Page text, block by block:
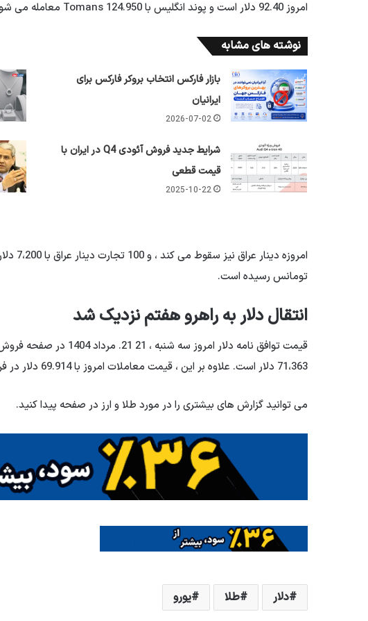
امروز 92.40 دلار است و پوند انگلیس با 124.950 Tomans معامله می شود.
نوشته های مشابه
بازار فارکس انتخاب بروکر فارکس برای
ایرانیان
2026-07-02
شرایط جدید فروش آئودی Q4 در ایران با
قیمت قطعی
2025-10-22
تومانس رسیده است.
انتقال دلار به راهرو هفتم نزدیک شد
71،363 دلار است. علاوه بر این ، قیمت معاملات امروز با 69.914 دلار در فروش 69 هزار و 285 Tomans اعلام شد.
می توانید گزارش های بیشتری را در مورد طلا و ارز در صفحه پیدا کنید.
دلار طلا یورو